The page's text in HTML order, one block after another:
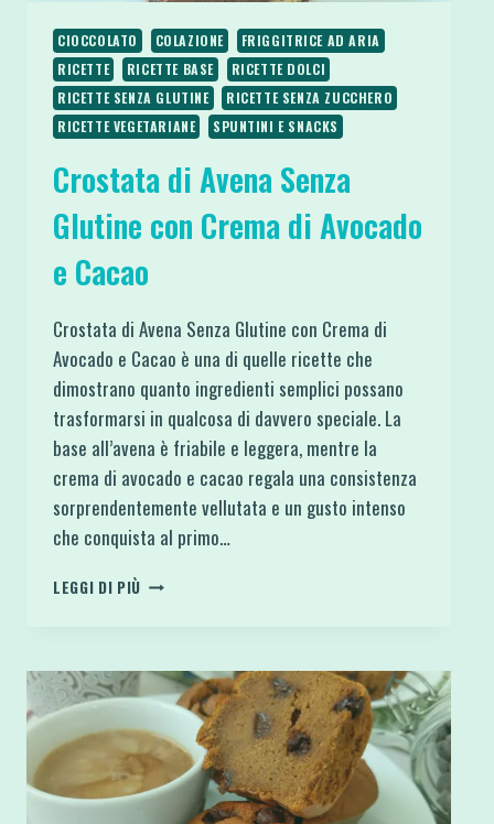
CIOCCOLATO COLAZIONE
FRIGGITRICE AD ARIA
RICETTE
RICETTE BASE
RICETTE DOLCI
RICETTE SENZA GLUTINE
RICETTE SENZA ZUCCHERO
RICETTE VEGETARIANE
SPUNTINI E SNACKS
Crostata di Avena Senza
Glutine con Crema di Avocado
e Cacao
Crostata di Avena Senza Glutine con Crema di
Avocado e Cacao è una di quelle ricette che
dimostrano quanto ingredienti semplici possano
trasformarsi in qualcosa di davvero speciale. La
base all’avena è friabile e leggera, mentre la
crema di avocado e cacao regala una consistenza
sorprendentemente vellutata e un gusto intenso
che conquista al primo…
LEGGI DI PIÙ CROSTATA
GLUTINE
CON
CREMA
DI
AVOCADO
E
CACAO